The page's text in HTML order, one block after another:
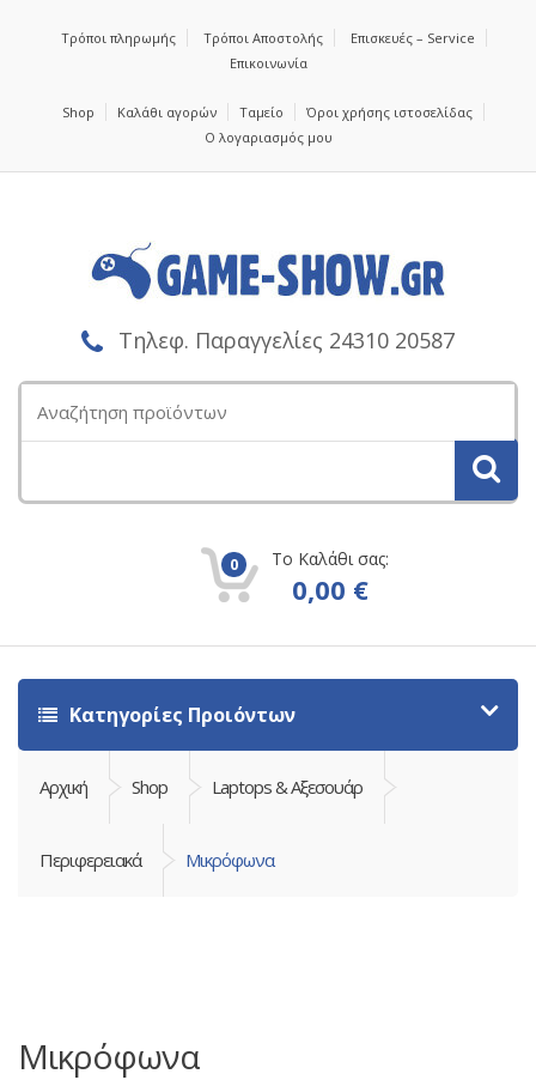
Τρόποι πληρωμής Τρόποι Αποστολής
Επισκευές – Service
Επικοινωνία
Shop Καλάθι αγορών Ταμείο
Όροι χρήσης ιστοσελίδας
Ο λογαριασμός μου
Τηλεφ. Παραγγελίες 24310 20587
για:
0 Το Καλάθι σας:
0,00 €
Κατηγορίες Προιόντων
Αρχική Shop Laptops & Αξεσουάρ
Περιφερειακά Μικρόφωνα
Μικρόφωνα